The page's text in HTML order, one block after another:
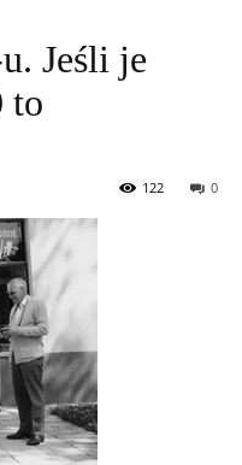
Jeśli je
to
0
122